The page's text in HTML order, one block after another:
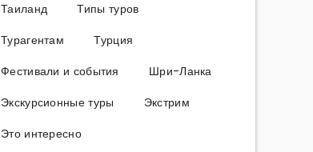
Таиланд
Типы туров
Турагентам
Турция
Фестивали и события
Шри-Ланка
Экскурсионные туры
Экстрим
Это интересно